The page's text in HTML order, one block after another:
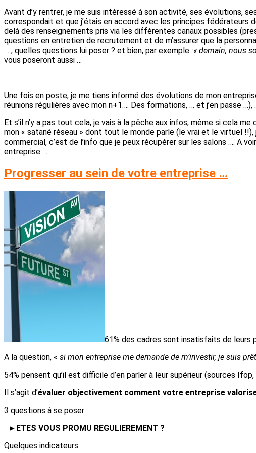
Avant d’y rentrer, je me suis intéressé à son activité, ses évolutions,
correspondait et que j’étais en accord avec les principes fédérateurs
delà des renseignements pris via les différentes canaux possibles
questions en entretien de recrutement et de m’assurer que la
… ; quelles questions lui poser ? et bien, par exemple :« demain, nous
vous poseront aussi …
Une fois en poste, je me tiens informé des évolutions de mon
réunions régulières avec mon n+1…. Des formations, … et j’en passe …),
Et s’il n’y a pas tout cela, je vais à la pêche aux infos, même si cela
mon « satané réseau » dont tout le monde parle (le vrai et le virtuel
commercial, c’est de l’info que je peux récupérer sur les salons …. A
entreprise …
Progresser au sein de votre entreprise …
61% des cadres sont insatisfaits de leurs
A la question, « si mon entreprise me demande de m’investir, je suis
54% pensent qu’il est difficile d’en parler à leur supérieur (sources
Il s’agit d’évaluer objectivement comment votre entreprise
3 questions à se poser :
►ETES VOUS PROMU REGULIEREMENT ?
Quelques indicateurs :